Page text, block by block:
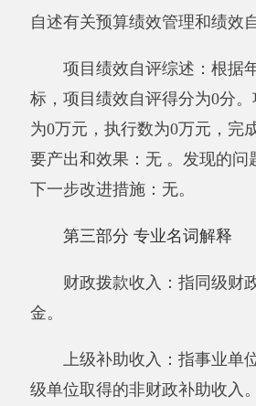
年度积累的事业基金（即事业单位
的基金）弥补本年度收支缺口的资
年初结转和结余：指以前年度
观条件变化未执行完毕、结转到本
定继续使用的资金，既包括财政拨
余，也包括事业收入、经营收入、
安排、因客观条件发生变化无法按
需要延迟到以后年度按有关规定继
入、经营收入、其他收入的结转和